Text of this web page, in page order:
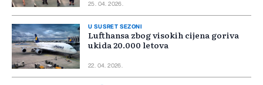
25. 04. 2026.
U SUSRET SEZONI
Lufthansa zbog visokih cijena goriva
ukida 20.000 letova
22. 04. 2026.